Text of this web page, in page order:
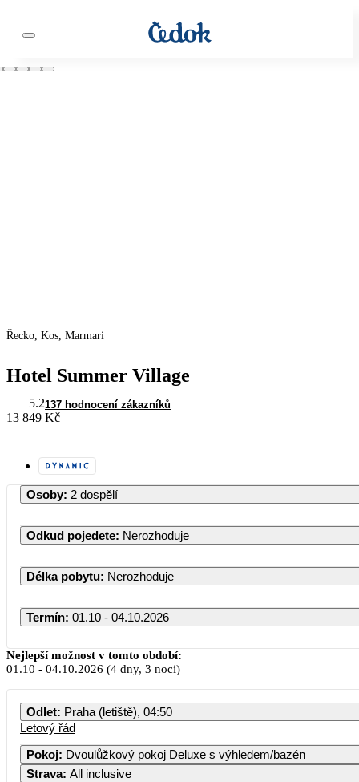
Řecko, Kos, Marmari
Hotel Summer Village
5.2137 hodnocení zákazníků
13 849 Kč
Osoby: 2 dospělí
Odkud pojedete: Nerozhoduje
Délka pobytu: Nerozhoduje
Termín: 01.10 - 04.10.2026
Nejlepší možnost v tomto období:
01.10 - 04.10.2026 (4 dny, 3 noci)
Odlet: Praha (letiště), 04:50
Letový řád
Pokoj: Dvoulůžkový pokoj Deluxe s výhledem/bazén
Strava: All inclusive